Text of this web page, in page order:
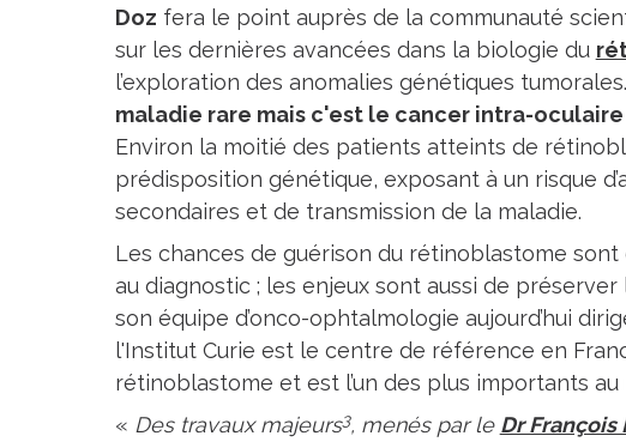
Doz fera le point auprès de la communauté
sur les dernières avancées dans la biologie du
l’exploration des anomalies génétiques tumorales.
maladie rare mais c'est le cancer intra-
Environ la moitié des patients atteints de
prédisposition génétique, exposant à un risque
secondaires et de transmission de la maladie.
Les chances de guérison du rétinoblastome sont
au diagnostic ; les enjeux sont aussi de préserver
son équipe d’onco-ophtalmologie aujourd’hui
l'Institut Curie est le centre de référence en
rétinoblastome et est l’un des plus importants au
« Des travaux majeurs3, menés par le Dr François